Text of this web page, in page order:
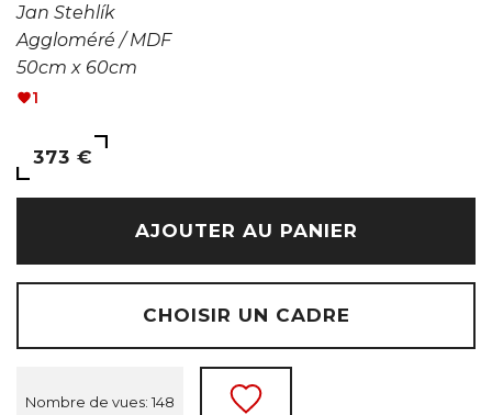
Jan Stehlík
Aggloméré / MDF
50cm x 60cm
1
373 €
AJOUTER AU PANIER
CHOISIR UN CADRE
Nombre de vues: 148